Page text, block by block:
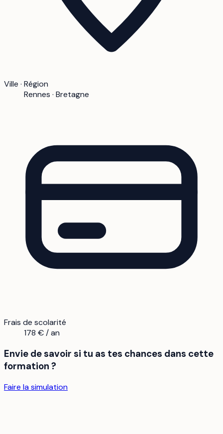
Ville · Région
Rennes · Bretagne
Frais de scolarité
178 € / an
Envie de savoir si tu as tes chances dans cette
formation ?
Faire la simulation